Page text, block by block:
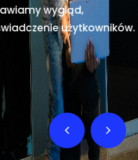
wygląd,
użytkowników.